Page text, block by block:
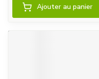
Ajouter au panier